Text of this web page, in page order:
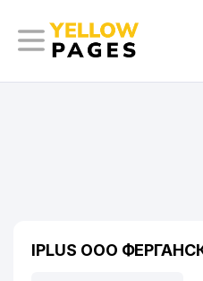
IPLUS ООО